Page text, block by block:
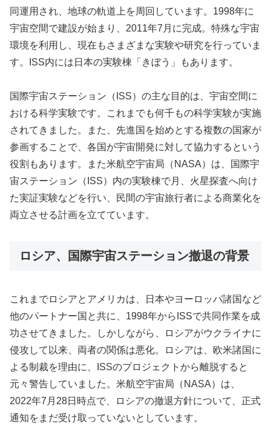
同運用され、地球の軌道上を周回しています。1998年に
宇宙空間で建設が始まり、2011年7月に完成。特殊な宇宙
環境を利用し、現在もさまざまな実験や研究を行っていま
す。ISS内には日本の実験棟「きぼう」もあります。
国際宇宙ステーション（ISS）の主な目的は、宇宙空間に
おける科学実験です。これまでも何千もの科学実験が実施
されてきました。また、先進国を始めとする複数の国家が
参画することで、各国が宇宙開発に対して協力するという
役割もあります。また米航空宇宙局（NASA）は、国際宇
宙ステーション（ISS）内の実験棟で月、火星探査へ向け
た実証実験などを行い、民間の宇宙旅行者による商業化を
両立させる計画を立てています。
ロシア、国際宇宙ステーション撤退の背景
これまでロシアとアメリカは、日本やヨーロッパ諸国など
他のパートナー国と共に、1998年からISSで共同作業を成
功させてきました。しかしながら、ロシアがウクライナに
侵攻して以来、両者の関係は悪化。ロシアは、欧米諸国に
よる制裁を理由に、ISSのプロジェクトから離脱すると
元々警告していました。米航空宇宙局（NASA）は、
2022年7月28日時点で、ロシアの撤退方針について、正式
通知をまだ受け取っていないとしています。